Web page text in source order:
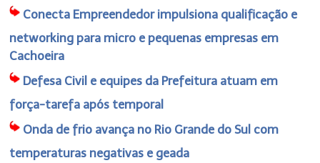
Conecta Empreendedor impulsiona qualificação e
networking para micro e pequenas empresas em
Cachoeira
Defesa Civil e equipes da Prefeitura atuam em
força-tarefa após temporal
Onda de frio avança no Rio Grande do Sul com
temperaturas negativas e geada